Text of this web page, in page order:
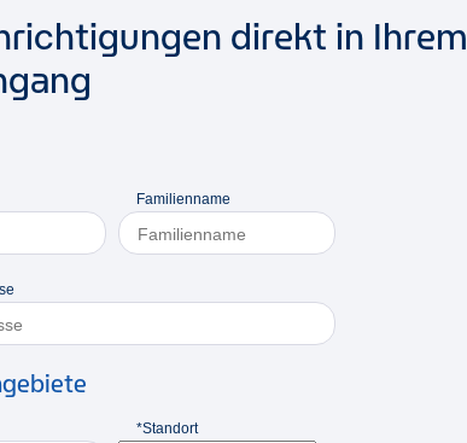
direkt in Ihrem
Familienname
*Standort